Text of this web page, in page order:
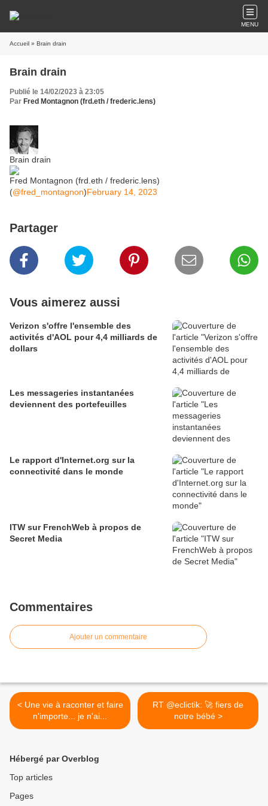
MENU
Accueil » Brain drain
Brain drain
Publié le 14/02/2023 à 23:05
Par Fred Montagnon (frd.eth / frederic.lens)
Brain drain
Fred Montagnon (frd.eth / frederic.lens)
(@fred_montagnon)February 14, 2023
Partager
Vous aimerez aussi
Verizon s'offre l'ensemble des
activités d'AOL pour 4,4 milliards de
dollars
Les messageries instantanées
deviennent des portefeuilles
Le rapport d'Internet.org sur la
connectivité dans le monde
ITW sur FrenchWeb à propos de
Secret Media
Commentaires
Ajouter un commentaire
< Une vie à raconter et faire
n'importe... je n'ai...
RT @eclictik: 🚀 fiers de
notre bébé >
Hébergé par Overblog
Top articles
Pages